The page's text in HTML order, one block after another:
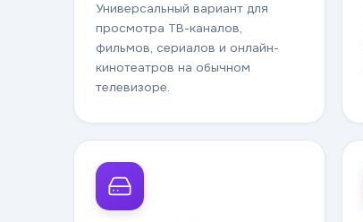
Универсальный вариант для
просмотра ТВ-каналов,
фильмов, сериалов и онлайн-
кинотеатров на обычном
телевизоре.